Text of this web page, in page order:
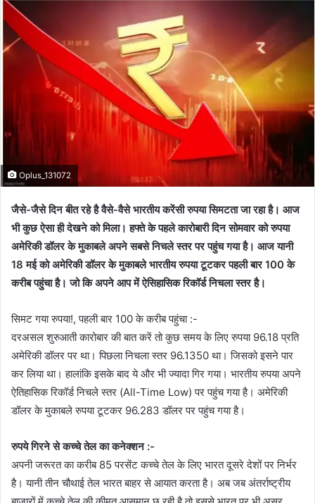
Oplus_131072
जैसे-जैसे दिन बीत रहे है वैसे-वैसे भारतीय करेंसी रुपया सिमटता जा रहा है। आज
भी कुछ ऐसा ही देखने को मिला। हफ्ते के पहले कारोबारी दिन सोमवार को रुपया
अमेरिकी डॉलर के मुकाबले अपने सबसे निचले स्तर पर पहुंच गया है। आज यानी
18 मई को अमेरिकी डॉलर के मुकाबले भारतीय रुपया टूटकर पहली बार 100 के
करीब पहुंचा है। जो कि अपने आप में ऐसिहासिक रिकॉर्ड निचला स्तर है।
सिमट गया रुपया!, पहली बार 100 के करीब पहुंचा :-
दरअसल शुरुआती कारोबार की बात करें तो कुछ समय के लिए रुपया 96.18 प्रति
अमेरिकी डॉलर पर था। पिछला निचला स्तर 96.1350 था। जिसको इसने पार
कर लिया था। हालांकि इसके बाद ये और भी ज्यादा गिर गया। भारतीय रुपया अपने
ऐतिहासिक रिकॉर्ड निचले स्तर (All-Time Low) पर पहुंच गया है। अमेरिकी
डॉलर के मुकाबले रुपया टूटकर 96.283 डॉलर पर पहुंच गया है।
रुपये गिरने से कच्चे तेल का कनेक्शन :-
अपनी जरूरत का करीब 85 परसेंट कच्चे तेल के लिए भारत दूसरे देशों पर निर्भर
है। यानी तीन चौथाई तेल भारत बाहर से आयात करता है। अब जब अंतर्राष्ट्रीय